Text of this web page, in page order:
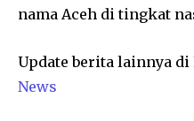
nama Aceh di tingkat
Update berita lainnya di
News